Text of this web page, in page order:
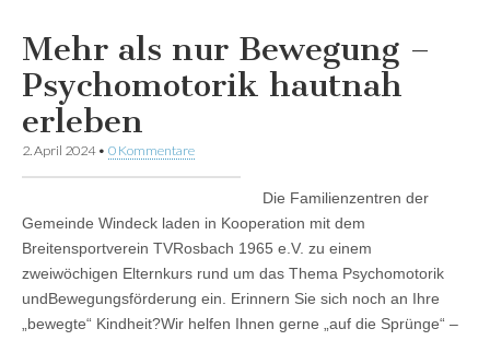
Mehr als nur Bewegung –
Psychomotorik hautnah
erleben
2. April 2024• 0 Kommentare
Die Familienzentren der
Gemeinde Windeck laden in Kooperation mit dem
Breitensportverein TVRosbach 1965 e.V. zu einem
zweiwöchigen Elternkurs rund um das Thema Psychomotorik
undBewegungsförderung ein. Erinnern Sie sich noch an Ihre
„bewegte“ Kindheit?Wir helfen Ihnen gerne „auf die Sprünge“ –